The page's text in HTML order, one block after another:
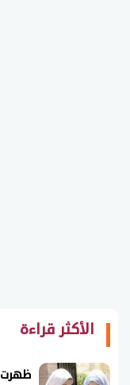
الأكثر قراءة
ظهرت